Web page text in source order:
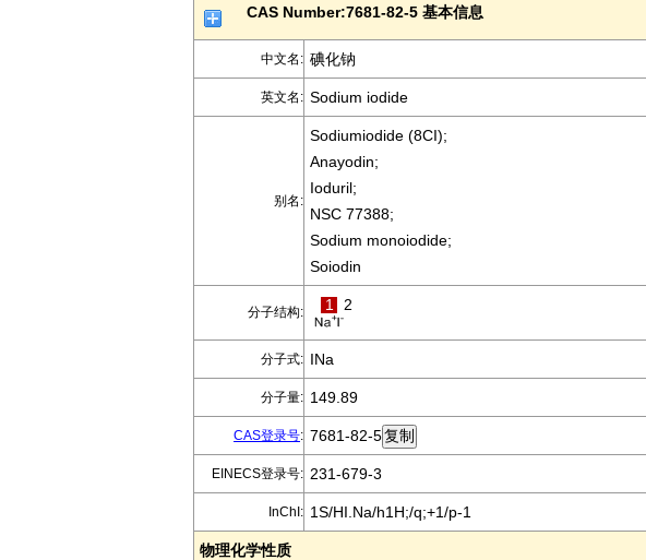
CAS Number:7681-82-5 基本信息
中文名: 碘化钠
英文名: Sodium iodide
别名:
Sodiumiodide (8CI);
Anayodin;
Ioduril;
NSC 77388;
Sodium monoiodide;
Soiodin
分子结构: 1 2
分子式: INa
分子量: 149.89
CAS登录号: 7681-82-5
EINECS登录号: 231-679-3
InChI: 1S/HI.Na/h1H;/q;+1/p-1
物理化学性质